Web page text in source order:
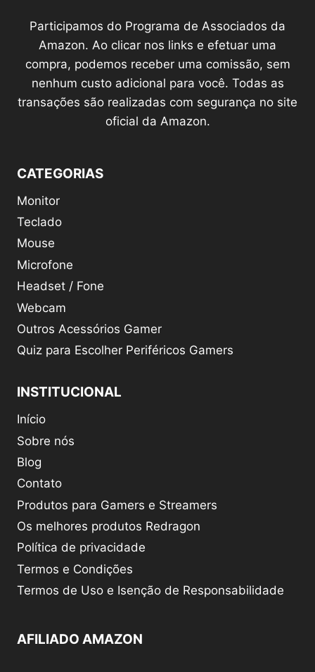
Participamos do Programa de Associados da
Amazon. Ao clicar nos links e efetuar uma
compra, podemos receber uma comissão, sem
nenhum custo adicional para você. Todas as
transações são realizadas com segurança no site
oficial da Amazon.
CATEGORIAS
Monitor
Teclado
Mouse
Microfone
Headset / Fone
Webcam
Outros Acessórios Gamer
Quiz para Escolher Periféricos Gamers
INSTITUCIONAL
Início
Sobre nós
Blog
Contato
Produtos para Gamers e Streamers
Os melhores produtos Redragon
Política de privacidade
Termos e Condições
Termos de Uso e Isenção de Responsabilidade
AFILIADO AMAZON